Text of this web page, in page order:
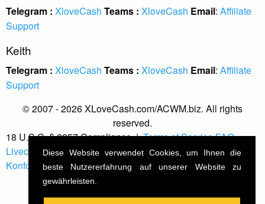
Telegram : XloveCash Teams : XloveCash Email: Affiliate
Support
Keith
Telegram : XloveCash Teams : XloveCash Email: Affiliate
Support
© 2007 - 2026 XLoveCash.com/ACWM.biz. All rights
reserved.
18 U.S.C. § 2257 Compliance|Terms of ServiceFAQ
Livecam PartnerAffiliate Support Datenschutzpolitik
Konformität
Diese Website verwendet Cookies, um Ihnen die
beste Nutzererfahrung auf unserer Website zu
gewährleisten.